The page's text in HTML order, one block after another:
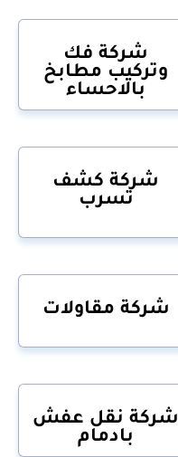
شركة فك
وتركيب مطابخ
بالاحساء
شركة كشف
تسرب
شركة مقاولات
شركة نقل عفش
بادمام